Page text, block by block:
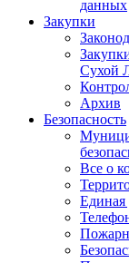
данных
Закупки
Сухой
Архив
Безопасность
Все о
Единая